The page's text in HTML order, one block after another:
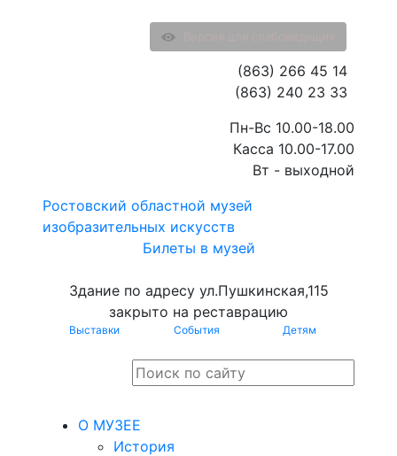
Ростовский областной музей
изобразительных искусств
Билеты в музей
Здание по адресу ул.Пушкинская,115
закрыто на реставрацию
Выставки События Детям
(863) 266 45 14
(863) 240 23 33
Пн-Вс 10.00-18.00
Касса 10.00-17.00
Вт - выходной
О МУЗЕЕ
История